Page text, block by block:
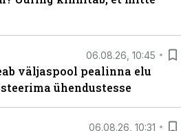
06.08.26, 10:45
väljaspool pealinna elu
ühendustesse
06.08.26, 10:31